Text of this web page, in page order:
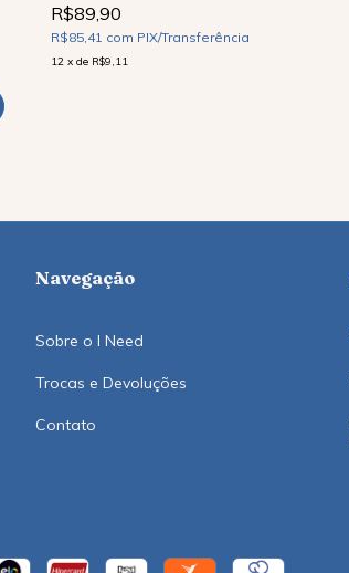
R$89,90
R$85,41 com PIX/Transferência
12 x de R$9,11
Navegação
Sobre o I Need
Trocas e Devoluções
Contato